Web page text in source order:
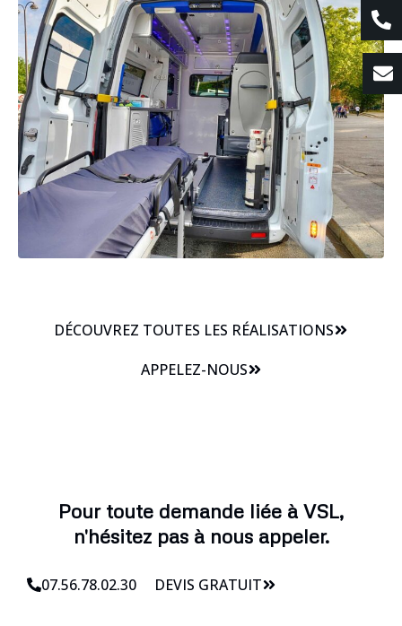
DÉCOUVREZ TOUTES LES RÉALISATIONS
APPELEZ-NOUS
Pour toute demande liée à VSL,
n'hésitez pas à nous appeler.
07.56.78.02.30 DEVIS GRATUIT